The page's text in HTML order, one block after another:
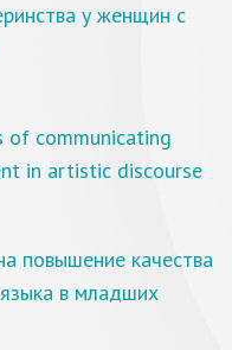
у женщин с
of communicating
in artistic discourse
повышение качества
языка в младших